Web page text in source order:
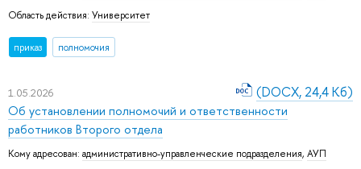
Область действия: Университет
приказ полномочия
1.05.2026
Об установлении полномочий и ответственности
работников Второго отдела
Кому адресован: административно-управленческие подразделения, АУП
(DOCX, 24,4 Кб)